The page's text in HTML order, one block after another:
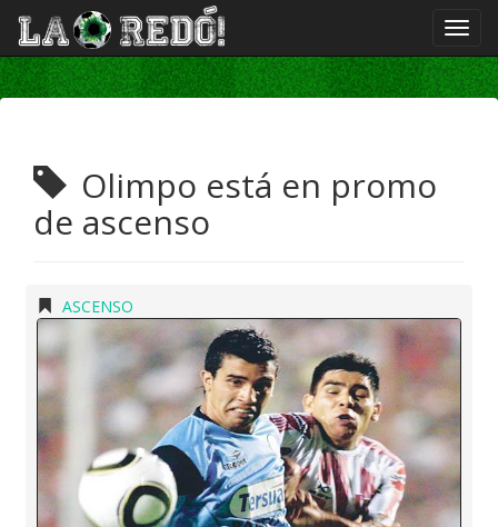
Olimpo está en promo
de ascenso
ASCENSO